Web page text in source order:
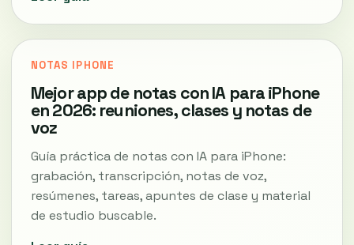
NOTAS IPHONE
Mejor app de notas con IA para iPhone
en 2026: reuniones, clases y notas de
voz
Guía práctica de notas con IA para iPhone:
grabación, transcripción, notas de voz,
resúmenes, tareas, apuntes de clase y material
de estudio buscable.